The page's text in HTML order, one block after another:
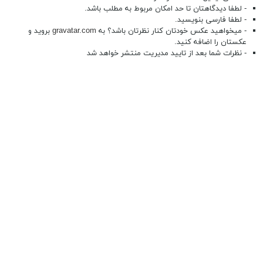
- لطفا دیدگاهتان تا حد امکان مربوط به مطلب باشد.
- لطفا فارسی بنویسید.
- میخواهید عکس خودتان کنار نظرتان باشد؟ به gravatar.com بروید و
عکستان را اضافه کنید.
- نظرات شما بعد از تایید مدیریت منتشر خواهد شد